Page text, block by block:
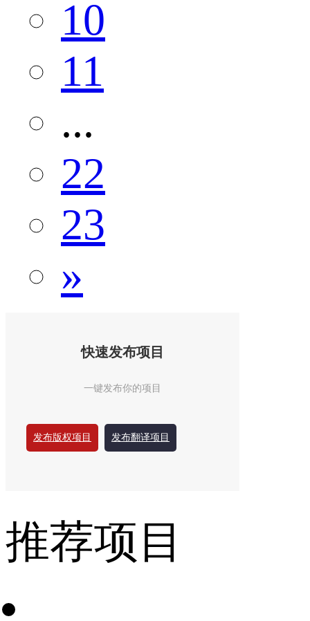
10
11
...
22
23
»
快速发布项目
一键发布你的项目
发布版权项目 发布翻译项目
推荐项目